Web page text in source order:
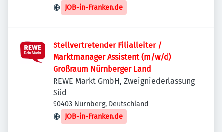
JOB-in-Franken.de
Stellvertretender Filialleiter /
Marktmanager Assistent (m/w/d)
Großraum Nürnberger Land
REWE Markt GmbH, Zweigniederlassung
Süd
90403 Nürnberg, Deutschland
JOB-in-Franken.de